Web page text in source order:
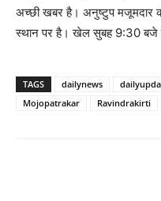
अच्छी खबर है। अनुष्टुप मजूमदार
स्थान पर है। खेल सुबह 9:30 बजे
TAGS dailynews
Mojopatrakar
Ravindrakirti